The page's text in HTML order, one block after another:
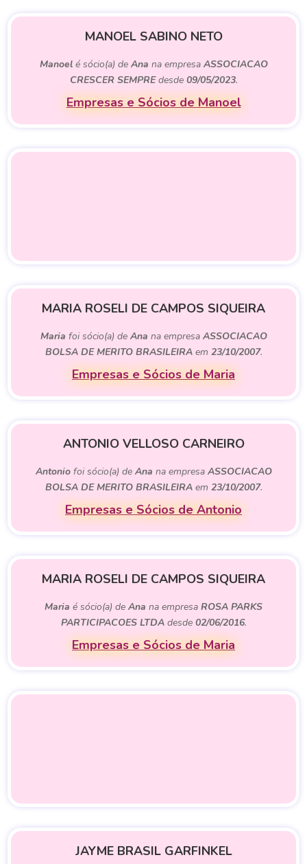
MANOEL SABINO NETO
Manoelé sócio(a) de Ana na empresa ASSOCIACAO
CRESCER SEMPREdesde 09/05/2023.
Empresas e Sócios de Manoel
MARIA ROSELI DE CAMPOS SIQUEIRA
Maria foi sócio(a) de Ana na empresa ASSOCIACAO
BOLSA DE MERITO BRASILEIRAem 23/10/2007.
Empresas e Sócios de Maria
ANTONIO VELLOSO CARNEIRO
Antoniofoi sócio(a) de Ana na empresa ASSOCIACAO
BOLSA DE MERITO BRASILEIRAem 23/10/2007.
Empresas e Sócios de Antonio
MARIA ROSELI DE CAMPOS SIQUEIRA
Maria é sócio(a) de Ana na empresa ROSA PARKS
PARTICIPACOES LTDAdesde 02/06/2016.
Empresas e Sócios de Maria
JAYME BRASIL GARFINKEL